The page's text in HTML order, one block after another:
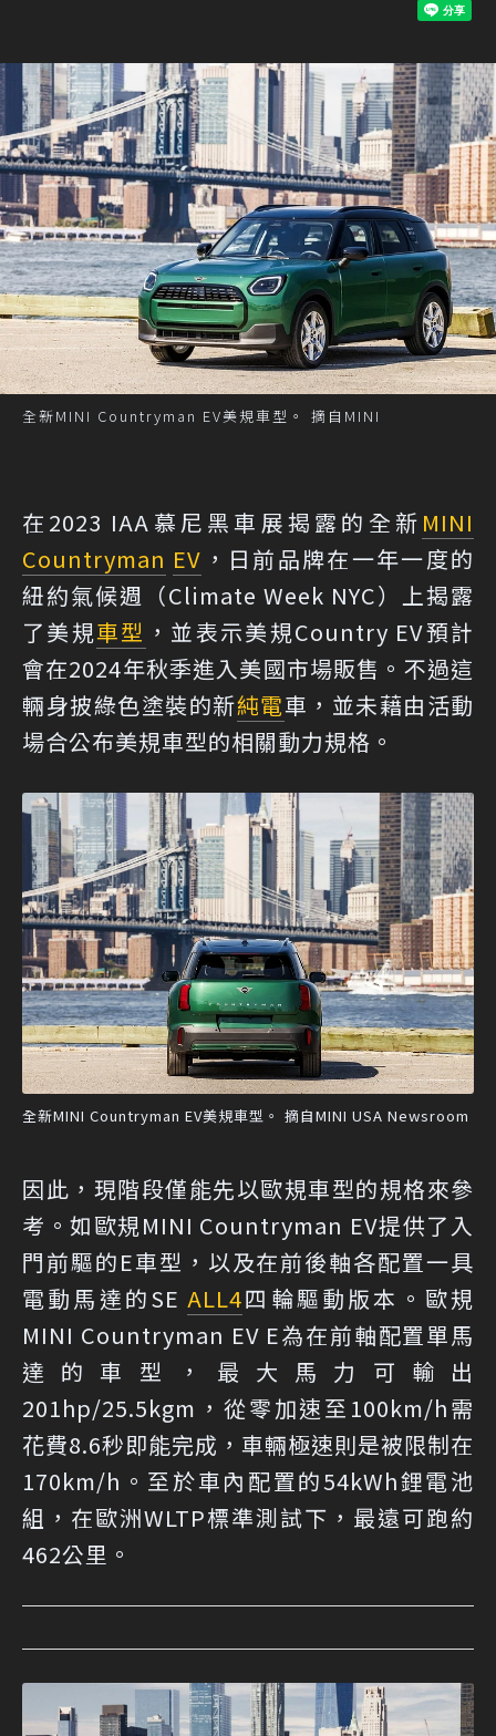
全新MINI Countryman EV美規車型。 摘自MINI
在2023 IAA慕尼黑車展揭露的全新 MINI
Countryman EV ，日前品牌在一年一度的
紐約氣候週（Climate Week NYC）上揭露
了美規車型 ，並表示美規Country EV預計
會在2024年秋季進入美國市場販售。不過這
輛身披綠色塗裝的新純電車，並未藉由活動
場合公布美規車型的相關動力規格。
全新MINI Countryman EV美規車型。 摘自MINI USA Newsroom
因此，現階段僅能先以歐規車型的規格來參
考。如歐規MINI Countryman EV提供了入
門前驅的E車型，以及在前後軸各配置一具
電動馬達的SEALL4四輪驅動版本。歐規
MINI Countryman EV E為在前軸配置單馬
達的車型，最大馬力可輸出
201hp/25.5kgm，從零加速至100km/h需
花費8.6秒即能完成，車輛極速則是被限制在
170km/h。至於車內配置的54kWh鋰電池
組，在歐洲WLTP標準測試下，最遠可跑約
462公里。